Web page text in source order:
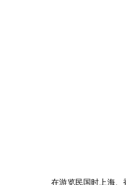
在游览民国时上海、